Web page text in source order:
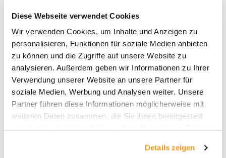
Diese Webseite verwendet Cookies
Wir verwenden Cookies, um Inhalte und Anzeigen zu
personalisieren, Funktionen für soziale Medien anbieten
zu können und die Zugriffe auf unsere Website zu
analysieren. Außerdem geben wir Informationen zu Ihrer
Verwendung unserer Website an unsere Partner für
soziale Medien, Werbung und Analysen weiter. Unsere
Partner führen diese Informationen möglicherweise mit
weiteren Daten zusammen, die Sie ihnen bereitgestellt
Details zeigen
1970
Kategorien